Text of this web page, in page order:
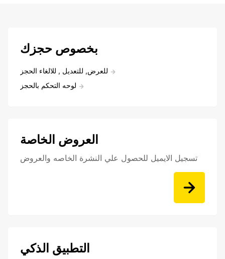
بخصوص حجزك
للعرض, للتعديل , للالغاء الحجز
لوحه التحكم بالحجز
العروض الخاصة
تسجيل الايميل للحصول علي النشرة الخاصه والعروض
التطبيق الذكي